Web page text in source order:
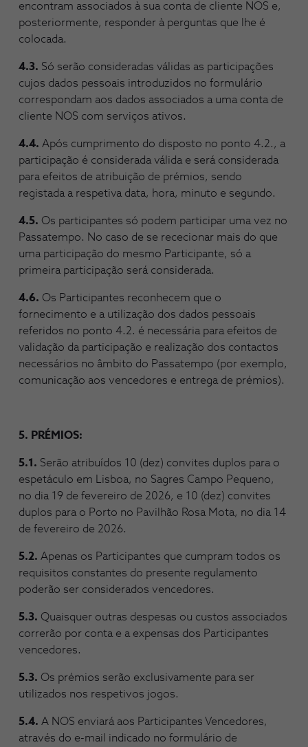
encontram associados à sua conta de cliente NOS e,
posteriormente, responder à perguntas que lhe é
colocada.
4.3. Só serão consideradas válidas as participações
cujos dados pessoais introduzidos no formulário
correspondam aos dados associados a uma conta de
cliente NOS com serviços ativos.
4.4. Após cumprimento do disposto no ponto 4.2., a
participação é considerada válida e será considerada
para efeitos de atribuição de prémios, sendo
registada a respetiva data, hora, minuto e segundo.
4.5. Os participantes só podem participar uma vez no
Passatempo. No caso de se rececionar mais do que
uma participação do mesmo Participante, só a
primeira participação será considerada.
4.6. Os Participantes reconhecem que o
fornecimento e a utilização dos dados pessoais
referidos no ponto 4.2. é necessária para efeitos de
validação da participação e realização dos contactos
necessários no âmbito do Passatempo (por exemplo,
comunicação aos vencedores e entrega de prémios).
5. PRÉMIOS:
5.1. Serão atribuídos 10 (dez) convites duplos para o
espetáculo em Lisboa, no Sagres Campo Pequeno,
no dia 19 de fevereiro de 2026, e 10 (dez) convites
duplos para o Porto no Pavilhão Rosa Mota, no dia 14
de fevereiro de 2026.
5.2. Apenas os Participantes que cumpram todos os
requisitos constantes do presente regulamento
poderão ser considerados vencedores.
5.3. Quaisquer outras despesas ou custos associados
correrão por conta e a expensas dos Participantes
vencedores.
5.3. Os prémios serão exclusivamente para ser
utilizados nos respetivos jogos.
5.4. A NOS enviará aos Participantes Vencedores,
através do e-mail indicado no formulário de